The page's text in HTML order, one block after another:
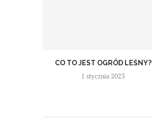
CO TO JEST OGRÓD LEŚNY?
1 stycznia 2023